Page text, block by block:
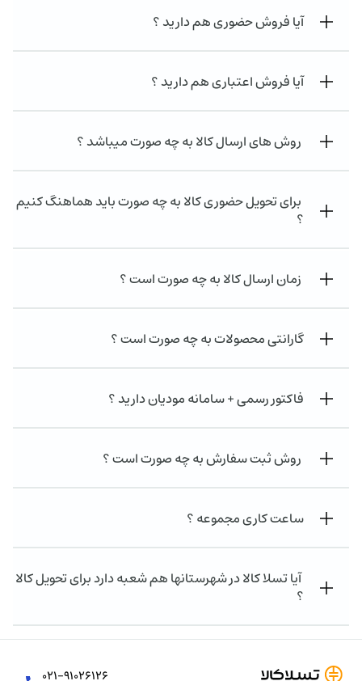
آیا فروش حضوری هم دارید ؟
آیا فروش اعتباری هم دارید ؟
روش های ارسال کالا به چه صورت میباشد ؟
برای تحویل حضوری کالا به چه صورت باید هماهنگ کنیم
؟
زمان ارسال کالا به چه صورت است ؟
گارانتی محصولات به چه صورت است ؟
فاکتور رسمی + سامانه مودیان دارید ؟
روش ثبت سفارش به چه صورت است ؟
ساعت کاری مجموعه ؟
آیا تسلا کالا در شهرستانها هم شعبه دارد برای تحویل کالا
؟
۰۲۱-۹۱۰۲۶۱۲۶